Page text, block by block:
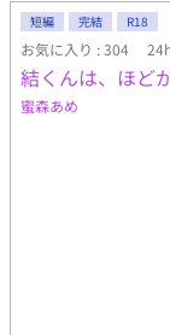
ｏｍ×おねだりＳ
い？と思っている
「僭王」「寮長の
す。
短編 完結 R18
お気に入り : 304
結くんは、ほど
蜜森あめ